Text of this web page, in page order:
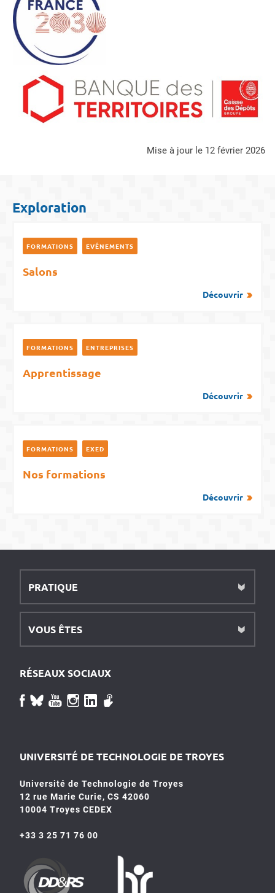
mise à jour le 12 février 2026
Exploration
FORMATIONS EVÉNEMENTS
Salons
Découvrir
FORMATIONS ENTREPRISES
Apprentissage
Découvrir
FORMATIONS EXED
Nos formations
Découvrir
PRATIQUE
VOUS ÊTES
RÉSEAUX SOCIAUX
UNIVERSITÉ DE TECHNOLOGIE DE TROYES
Université de Technologie de Troyes
12 rue Marie Curie, CS 42060
10004 Troyes CEDEX
+33 3 25 71 76 00